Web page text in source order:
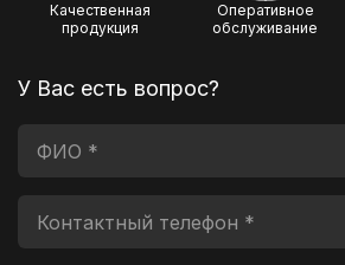
Качественная
продукция
Оперативное
обслуживание
У Вас есть вопрос?